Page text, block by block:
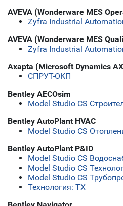
AVEVA (Wonderware MES
Zyfra Industrial
AVEVA (Wonderware MES
Zyfra Industrial
Axapta (Microsoft Dynamics
СПРУТ-ОКП
Bentley AECOsim
Model Studio CS
Bentley AutoPlant HVAC
Model Studio CS
Bentley AutoPlant P&ID
Model Studio CS
Model Studio CS
Model Studio CS
Технология: ТХ